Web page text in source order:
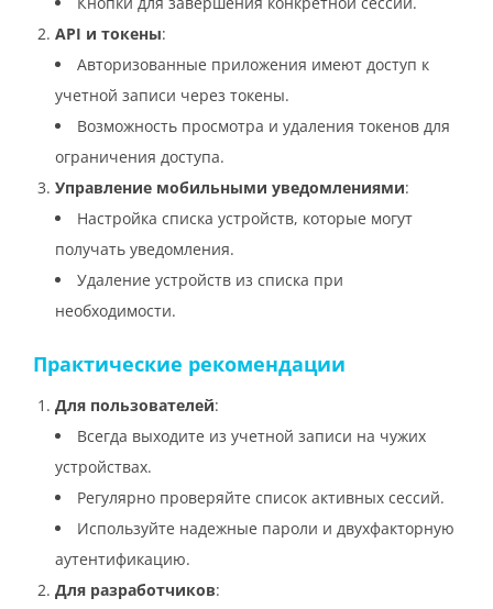
API и токены:
Авторизованные приложения имеют доступ к
учетной записи через токены.
Возможность просмотра и удаления токенов для
ограничения доступа.
Управление мобильными уведомлениями:
Настройка списка устройств, которые могут
получать уведомления.
Удаление устройств из списка при
необходимости.
Практические рекомендации
Для пользователей:
Всегда выходите из учетной записи на чужих
устройствах.
Регулярно проверяйте список активных сессий.
Используйте надежные пароли и двухфакторную
аутентификацию.
Для разработчиков: